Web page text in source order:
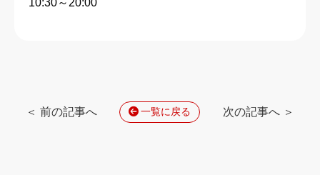
10:30～20:00
＜ 前の記事へ 一覧に戻る 次の記事へ ＞